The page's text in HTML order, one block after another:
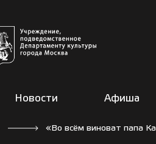
Новости Афиша
«Во всём виноват папа